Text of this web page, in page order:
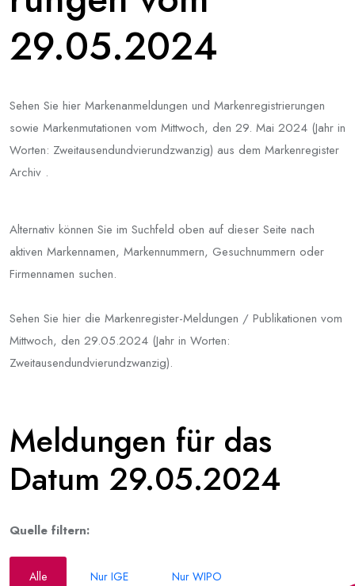
29.05.2024
Sehen Sie hier Markenanmeldungen und Markenregistrierungen
sowie Markenmutationen vom Mittwoch, den 29. Mai 2024 (Jahr in
Worten: Zweitausendundvierundzwanzig) aus dem Markenregister
Archiv .
Alternativ können Sie im Suchfeld oben auf dieser Seite nach
aktiven Markennamen, Markennummern, Gesuchnummern oder
Firmennamen suchen.
Sehen Sie hier die Markenregister-Meldungen / Publikationen vom
Mittwoch, den 29.05.2024 (Jahr in Worten:
Zweitausendundvierundzwanzig).
Meldungen für das
Datum 29.05.2024
Quelle filtern:
Alle Nur IGE Nur WIPO